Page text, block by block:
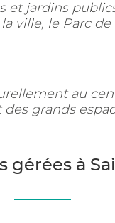
et jardins
ville, le Parc de
au
grands
gérées à